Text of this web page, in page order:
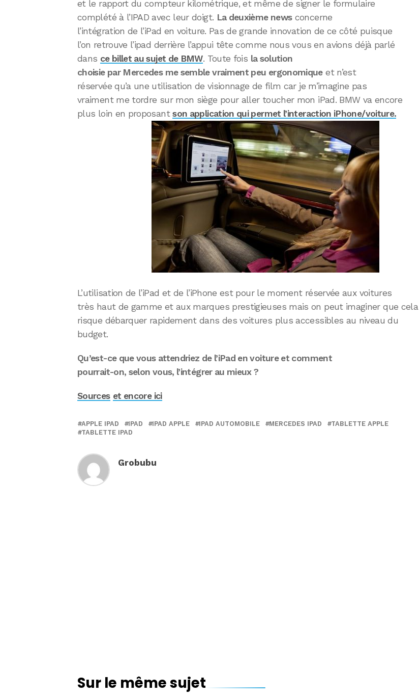
et le rapport du compteur kilométrique, et même de signer le formulaire
complété à l’IPAD avec leur doigt. La deuxième newsconcerne
l’intégration de l’iPad en voiture. Pas de grande innovation de ce côté puisque
l’on retrouve l’ipad derrière l’appui tête comme nous vous en avions déjà parlé
dans ce billet au sujet de BMW. Toute fois la solution
choisie par Mercedes me semble vraiment peu ergonomiqueet n’est
réservée qu’a une utilisation de visionnage de film car je m’imagine pas
vraiment me tordre sur mon siège pour aller toucher mon iPad. BMW va encore
plus loin en proposantson application qui permet l’interaction iPhone/voiture.
L’utilisation de l’iPad et de l’iPhone est pour le moment réservée aux voitures
très haut de gamme et aux marques prestigieuses mais on peut imaginer que cela
risque débarquer rapidement dans des voitures plus accessibles au niveau du
budget.
Qu’est-ce que vous attendriez de l’iPad en voiture et comment
pourrait-on, selon vous, l’intégrer au mieux ?
Sources et encore ici
APPLE IPAD IPAD IPAD APPLE IPAD AUTOMOBILE MERCEDES IPAD
TABLETTE APPLE
TABLETTE IPAD
Grobubu
Sur le même sujet